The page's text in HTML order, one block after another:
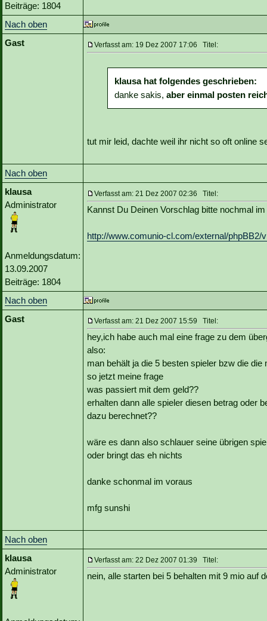
Beiträge: 1804
Nach oben
Gast
Verfasst am: 19 Dez 2007 17:06 Titel:
klausa hat folgendes geschrieben:
danke sakis, aber einmal posten
tut mir leid, dachte weil ihr nicht so oft online
Nach oben
klausa
Administrator
Anmeldungsdatum:
13.09.2007
Beiträge: 1804
Verfasst am: 21 Dez 2007 02:36 Titel:
Kannst Du Deinen Vorschlag bitte nochmal
http://www.comunio-cl.com/external/phpBB2/
Nach oben
Gast
Verfasst am: 21 Dez 2007 15:59 Titel:
hey,ich habe auch mal eine frage zu dem
also:
man behält ja die 5 besten spieler bzw die die
so jetzt meine frage
was passiert mit dem geld??
erhalten dann alle spieler diesen betrag oder
dazu berechnet??
wäre es dann also schlauer seine übrigen
oder bringt das eh nichts
danke schonmal im voraus
mfg sunshi
Nach oben
klausa
Administrator
Verfasst am: 22 Dez 2007 01:39 Titel:
nein, alle starten bei 5 behalten mit 9 mio auf